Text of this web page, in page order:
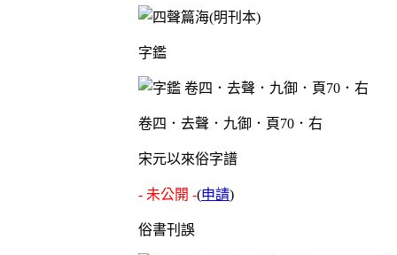
字鑑
卷四．去聲．九御．頁70．右
宋元以來俗字譜
- 未公開 -(申請)
俗書刊誤